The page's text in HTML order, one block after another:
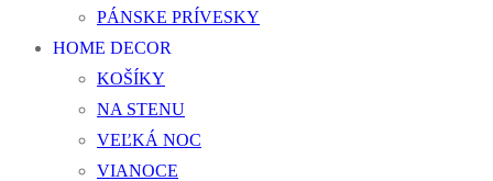
PÁNSKE PRÍVESKY
HOME DECOR
KOŠÍKY
NA STENU
VEĽKÁ NOC
VIANOCE